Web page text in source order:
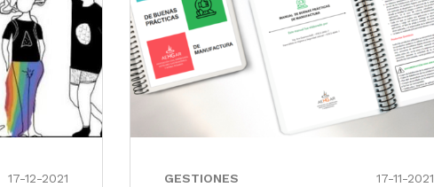
17-12-2021 GESTIONES 17-11-2021